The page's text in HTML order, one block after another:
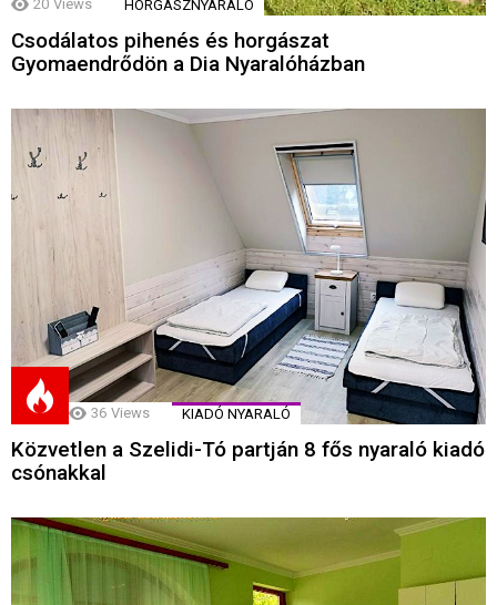
20 Views HORGÁSZNYARALÓ
Csodálatos pihenés és horgászat
Gyomaendrődön a Dia Nyaralóházban
36 Views KIADÓ NYARALÓ
Közvetlen a Szelidi-Tó partján 8 fős nyaraló kiadó
csónakkal